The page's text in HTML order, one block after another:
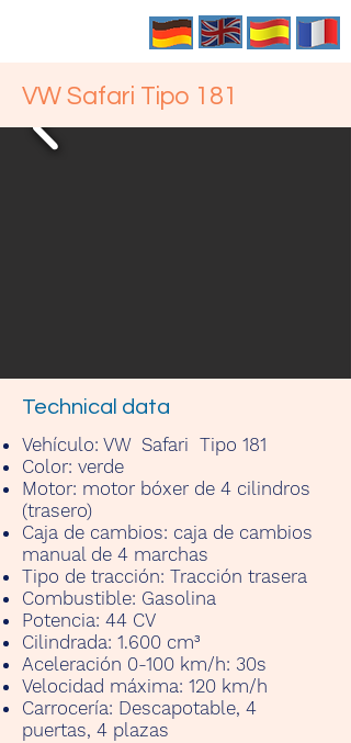
VW Safari Tipo 181
Technical data
Vehículo: VW Safari Tipo 181
Color: verde
Motor: motor bóxer de 4 cilindros
(trasero)
Caja de cambios: caja de cambios
manual de 4 marchas
Tipo de tracción: Tracción trasera
Combustible: Gasolina
Potencia: 44 CV
Cilindrada: 1.600 cm³
Aceleración 0-100 km/h: 30s
Velocidad máxima: 120 km/h
Carrocería: Descapotable, 4
puertas, 4 plazas